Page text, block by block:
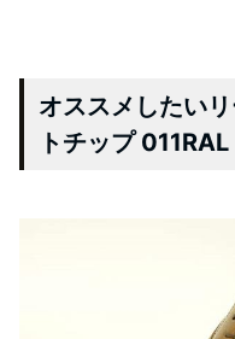
オススメしたい
トチップ 011RAL